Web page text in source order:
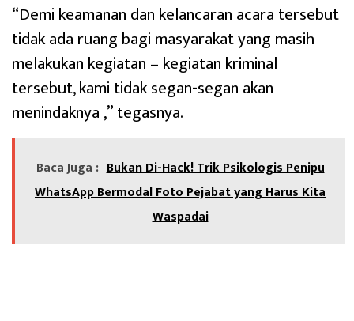
“Demi keamanan dan kelancaran acara tersebut
tidak ada ruang bagi masyarakat yang masih
melakukan kegiatan – kegiatan kriminal
tersebut, kami tidak segan-segan akan
menindaknya ,” tegasnya.
Baca Juga : Bukan Di-Hack! Trik Psikologis Penipu
WhatsApp Bermodal Foto Pejabat yang Harus Kita
Waspadai